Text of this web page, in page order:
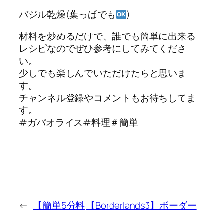
バジル乾燥(葉っぱでも
)
材料を炒めるだけで、誰でも簡単に出来る
レシピなのでぜひ参考にしてみてくださ
い。
少しでも楽しんでいただけたらと思いま
す。
チャンネル登録やコメントもお待ちしてま
す。
#ガパオライス#料理＃簡単
←
【簡単5分料 【Borderlands3】ボーダー